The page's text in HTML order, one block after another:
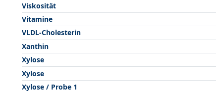
Viskosität
Vitamine
VLDL-Cholesterin
Xanthin
Xylose
Xylose
Xylose / Probe 1